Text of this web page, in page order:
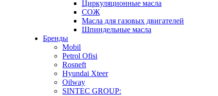
Циркуляционные масла
СОЖ
Масла для газовых двигателей
Шпиндельные масла
Бренды
Mobil
Petrol Ofisi
Rosneft
Hyundai Xteer
Oilway
SINTEC GROUP: